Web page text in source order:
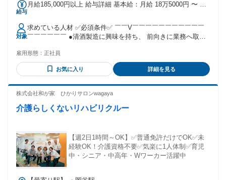
給与
月給185,000円以上 給与詳細 基本給：月給 18万5000円 〜 固
皆勤・家族手当金額：なし 全員に一律で支払われるその他手
当金額：なし ⭐昇給制度あり (最大4000円/前年度実績) ⭐賞与
支給：年2回 (5～10万円/前年度実績)
対象
求めている人材 ✅必須条件✅ ￣￣V￣￣￣￣￣￣￣￣￣￣￣
￣￣￣￣￣￣ ●清酒製造に興味を持ち、 前向きに業務へ取り
せん！ ✅歓迎条件✅ ￣￣V￣￣￣￣￣￣￣￣￣￣￣￣￣￣￣
￣￣ ●フォークリフト運転技能者の資格保有者 （必須ではあ
りません） ●チームワークを大切にして 業務を進められる方
的にチャレンジできる 姿勢をお持ちの方 ✅こんな方におすす
ュニケーション応対ができる方 ●ものづくりに関心があり、
術を活かしてみませんか？ 年齢の条件と理由：あり（例外事
由1号・65歳未満（定年のため））
雇用形態： 正社員
お気に入り 詳細を見る
株式会社和が家 ひかりサロンwagaya
介護らしくないリハビリクルー
【週2日1時間～OK】✅普通免許だけでOK✅未
経験OK！介護資格不要✅気楽に1人体制✅育児
中・シニア・中高年・Wワーカー活躍中